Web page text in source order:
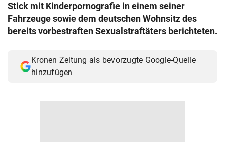
Stick mit Kinderpornografie in einem seiner
Fahrzeuge sowie dem deutschen Wohnsitz des
bereits vorbestraften Sexualstraftäters berichteten.
Kronen Zeitung als bevorzugte Google-Quelle
hinzufügen